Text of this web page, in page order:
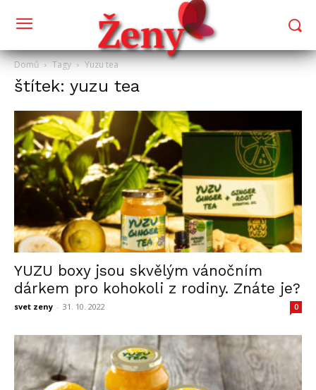
Domů Tagy Yuzu tea
štítek: yuzu tea
YUZU boxy jsou skvělým vánočním
dárkem pro kohokoli z rodiny. Znáte je?
svet zeny - 31. 10. 2022 0